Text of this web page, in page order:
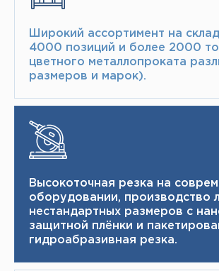
Широкий ассортимент на
4000 позиций и более 2000
цветного металлопроката
размеров и марок).
Высокоточная резка на
оборудовании, производство
нестандартных размеров с
защитной плёнки и
гидроабразивная резка.